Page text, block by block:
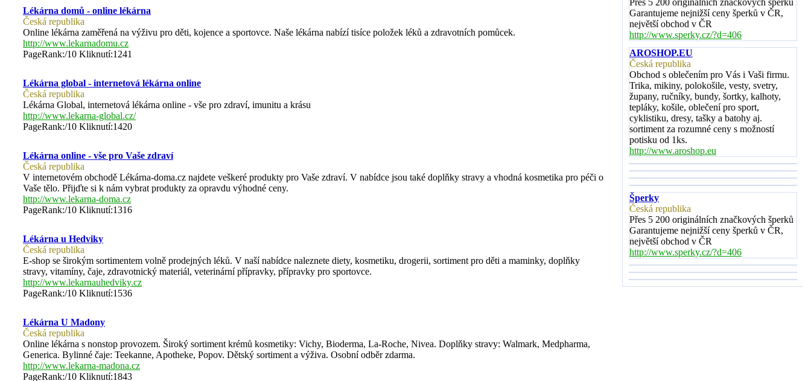
Lékárna domů - online lékárna
Česká republika
Online lékárna zaměřená na výživu pro děti, kojence a sportovce. Naše lékárna nabízí tisíce položek léků a zdravotních pomůcek.
http://www.lekarnadomu.cz
PageRank:/10 Kliknutí:1241
Lékárna global - internetová lékárna online
Česká republika
Lékárna Global, internetová lékárna online - vše pro zdraví, imunitu a krásu
http://www.lekarna-global.cz/
PageRank:/10 Kliknutí:1420
Lékárna online - vše pro Vaše zdraví
Česká republika
V internetovém obchodě Lékárna-doma.cz najdete veškeré produkty pro Vaše zdraví. V nabídce jsou také doplňky stravy a vhodná kosmetika pro péči o
Vaše tělo. Přijďte si k nám vybrat produkty za opravdu výhodné ceny.
http://www.lekarna-doma.cz
PageRank:/10 Kliknutí:1316
Lékárna u Hedviky
Česká republika
E-shop se širokým sortimentem volně prodejných léků. V naší nabídce naleznete diety, kosmetiku, drogerii, sortiment pro děti a maminky, doplňky
stravy, vitamíny, čaje, zdravotnický materiál, veterinární přípravky, přípravky pro sportovce.
http://www.lekarnauhedviky.cz
PageRank:/10 Kliknutí:1536
Lékárna U Madony
Česká republika
Online lékárna s nonstop provozem. Široký sortiment krémů kosmetiky: Vichy, Bioderma, La-Roche, Nivea. Doplňky stravy: Walmark, Medpharma,
Generica. Bylinné čaje: Teekanne, Apotheke, Popov. Dětský sortiment a výživa. Osobní odběr zdarma.
http://www.lekarna-madona.cz
PageRank:/10 Kliknutí:1843
Přes 5 200 originálních značkových šperků
Garantujeme nejnižší ceny šperků v ČR,
největší obchod v ČR
http://www.sperky.cz/?d=406
AROSHOP.EU
Česká republika
Obchod s oblečením pro Vás i Vaši firmu.
Trika, mikiny, polokošile, vesty, svetry,
župany, ručníky, bundy, šortky, kalhoty,
tepláky, košile, oblečení pro sport,
cyklistiku, dresy, tašky a batohy aj.
sortiment za rozumné ceny s možností
potisku od 1ks.
http://www.aroshop.eu
Šperky
Česká republika
Přes 5 200 originálních značkových šperků
Garantujeme nejnižší ceny šperků v ČR,
největší obchod v ČR
http://www.sperky.cz/?d=406